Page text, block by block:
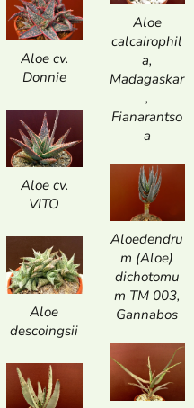
Aloe
calcairophil
a,
Madagaskar
,
Fianarantso
a
Aloe cv.
Donnie
Aloe cv.
VITO
Aloedendru
m (Aloe)
dichotomu
m TM 003,
Gannabos
Aloe
descoingsii